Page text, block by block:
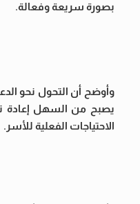
بصورة سريعة وفعالة.
وأوضح أن التحول نحو
يصبح من السهل إعادة
الاحتياجات الفعلية للأسر.